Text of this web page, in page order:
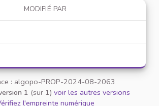
MODIFIÉ PAR
: algopo-PROP-2024-08-2063
1 (sur 1) voir les autres versions
l'empreinte numérique